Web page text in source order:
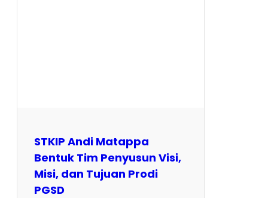
STKIP Andi Matappa
Bentuk Tim Penyusun Visi,
Misi, dan Tujuan Prodi
PGSD